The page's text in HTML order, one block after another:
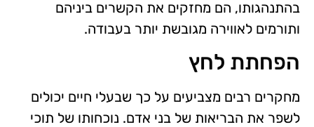
בהתנהגותו, הם מחזקים את הקשרים ביניהם
ותורמים לאווירה מגובשת יותר בעבודה.
הפחתת לחץ
מחקרים רבים מצביעים על כך שבעלי חיים יכולים
לשפר את הבריאות של בני אדם. נוכחותו של תוכי